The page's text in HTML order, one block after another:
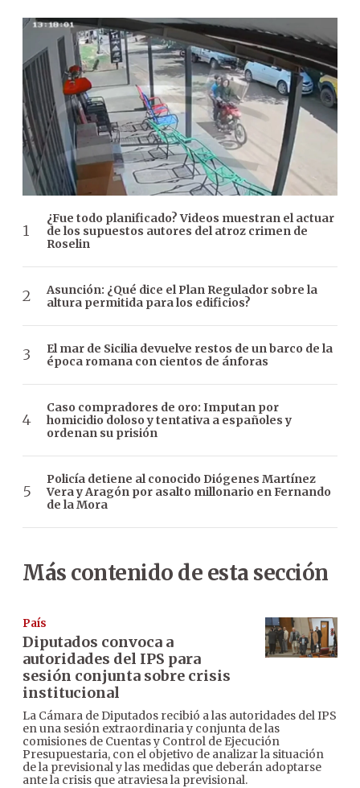
¿Fue todo planificado? Videos muestran el actuar
de los supuestos autores del atroz crimen de
Roselin
Asunción: ¿Qué dice el Plan Regulador sobre la
altura permitida para los edificios?
El mar de Sicilia devuelve restos de un barco de la
época romana con cientos de ánforas
Caso compradores de oro: Imputan por
homicidio doloso y tentativa a españoles y
ordenan su prisión
Policía detiene al conocido Diógenes Martínez
Vera y Aragón por asalto millonario en Fernando
de la Mora
Más contenido de esta sección
País
Diputados convoca a
autoridades del IPS para
sesión conjunta sobre crisis
institucional
La Cámara de Diputados recibió a las autoridades del IPS
en una sesión extraordinaria y conjunta de las
comisiones de Cuentas y Control de Ejecución
Presupuestaria, con el objetivo de analizar la situación
de la previsional y las medidas que deberán adoptarse
ante la crisis que atraviesa la previsional.